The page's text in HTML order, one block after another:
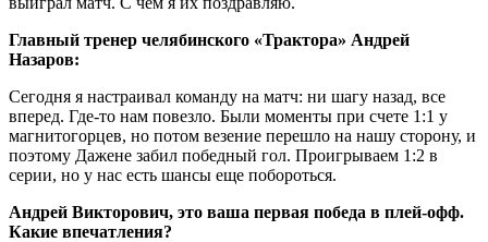
Главный тренер челябинского «Трактора» Андрей
Назаров:
Сегодня я настраивал команду на матч: ни шагу назад, все
вперед. Где-то нам повезло. Были моменты при счете 1:1 у
магнитогорцев, но потом везение перешло на нашу сторону, и
поэтому Дажене забил победный гол. Проигрываем 1:2 в
серии, но у нас есть шансы еще побороться.
Андрей Викторович, это ваша первая победа в плей-офф.
Какие впечатления?